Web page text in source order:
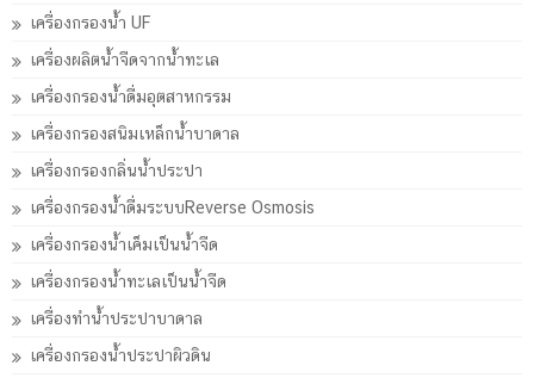
เครื่องกรองน้ำ UF
เครื่องผลิตน้ำจืดจากน้ำทะเล
เครื่องกรองน้ำดื่มอุตสาหกรรม
เครื่องกรองสนิมเหล็กน้ำบาดาล
เครื่องกรองกลิ่นน้ำประปา
เครื่องกรองน้ำดื่มระบบReverse Osmosis
เครื่องกรองน้ำเค็มเป็นน้ำจืด
เครื่องกรองน้ำทะเลเป็นน้ำจืด
เครื่องทำน้ำประปาบาดาล
เครื่องกรองน้ำประปาผิวดิน